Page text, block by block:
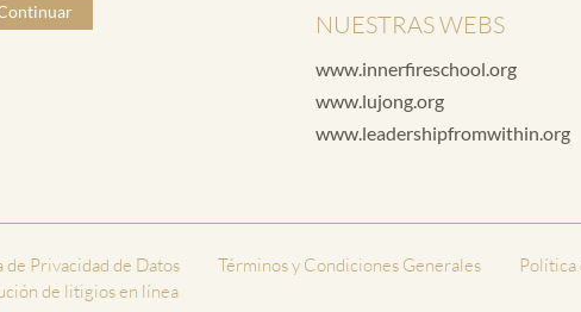
NUESTRAS WEBS
www.innerfireschool.org
www.lujong.org
www.leadershipfromwithin.org
de Privacidad de Datos Términos y Condiciones Generales
Política
de litigios en línea